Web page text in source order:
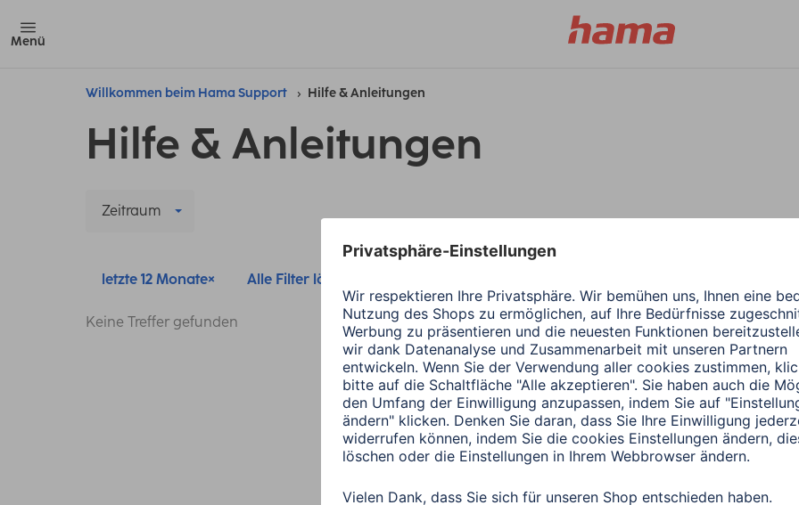
Menü
Willkommen beim Hama Support Hilfe & Anleitungen
Hilfe & Anleitungen
Zeitraum
letzte 12 Monate Alle Filter löschen
Keine Treffer gefunden